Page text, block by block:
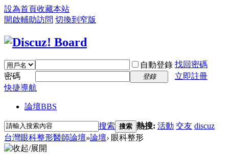
設為首頁收藏本站
開啟輔助訪問 切換到窄版
自動登錄 找回密碼
密碼
登錄
立即註冊
快捷導航
論壇BBS
搜索 搜索 熱搜: 活動 交友 discuz
台灣眼科整形醫師論壇»論壇› 眼科整形